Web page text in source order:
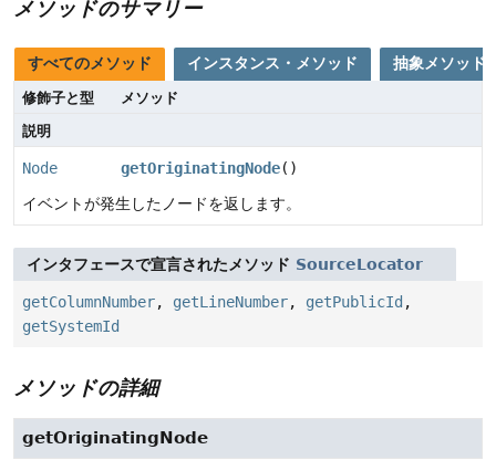
メソッドのサマリー
すべてのメソッド インスタンス・メソッド 抽象メソッド
修飾子と型
メソッド
説明
Node getOriginatingNode()
イベントが発生したノードを返します。
インタフェースで宣言されたメソッド SourceLocator
getColumnNumber, getLineNumber, getPublicId ,
getSystemId
メソッドの詳細
getOriginatingNode